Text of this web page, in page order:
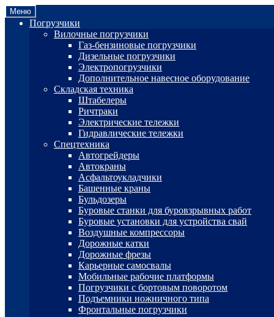
Перейти
к
навигации
Перейти
к
содержимому
Меню
Погрузчики
Вилочные погрузчики
Газ-бензиновые погрузчики
Дизельные погрузчики
Электропогрузчики
Дополнительное навесное оборудование
Складская техника
Штабелеры
Ричтраки
Электрические тележки
Гидравлические тележки
Спецтехника
Автогрейдеры
Автокраны
Асфальтоукладчики
Башенные краны
Бульдозеры
Буровые станки для буровзрывных работ
Буровые установки для устройства свай
Воздушные компрессоры
Дорожные катки
Дорожные фрезы
Карьерные самосвалы
Мобильные рабочие платформы
Погрузчики с бортовым поворотом
Подъемники ножничного типа
Фронтальные погрузчики